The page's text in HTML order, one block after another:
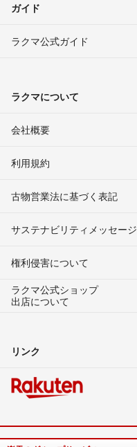
ガイド
ラクマ公式ガイド
ラクマについて
会社概要
利用規約
古物営業法に基づく表記
サステナビリティメッセージ
権利侵害について
ラクマ公式ショップ
出店について
リンク